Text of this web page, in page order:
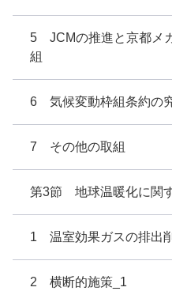
5 JCMの推進と京都メ
組
6 気候変動枠組条約の
7 その他の取組
第3節 地球温暖化に関
1 温室効果ガスの排出
2 横断的施策_1